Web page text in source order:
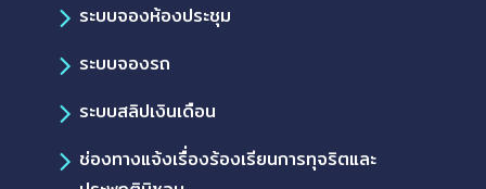
ระบบจองห้องประชุม
ระบบจองรถ
ระบบสลิปเงินเดือน
ช่องทางแจ้งเรื่องร้องเรียนการทุจริตและ